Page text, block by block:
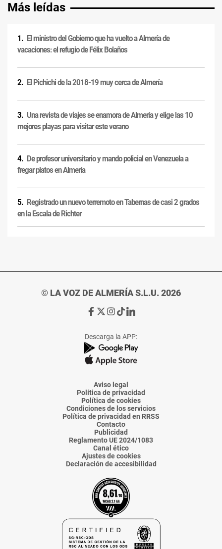
Más leídas
El ministro del Gobierno que ha vuelto a Almería de
vacaciones: el refugio de Félix Bolaños
El Pichichi de la 2018-19 muy cerca de Almería
Una revista de viajes se enamora de Almería y elige las 10
mejores playas para visitar este verano
De profesor universitario y mando policial en Venezuela a
fregar platos en Almería
Registrado un nuevo terremoto en Tabernas de casi 2 grados
en la Escala de Richter
© LA VOZ DE ALMERÍA S.L.U. 2026
Ir
de
La
Voz
Almería
Ir
de
La
Voz
Almería
Ir
de
La
Voz
Almería
Ir
de
La
Voz
Almería
Ir
de
La
Voz
Descarga la APP:
Aviso legal
Política de privacidad
Política de cookies
Condiciones de los servicios
Política de privacidad en RRSS
Contacto
Publicidad
Reglamento UE 2024/1083
Canal ético
Ajustes de cookies
Declaración de accesibilidad